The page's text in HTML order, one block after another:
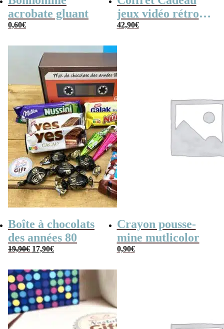
acrobate gluant
0,60€
jeux vidéo rétro
(avec sa console de
42,90€
Boîte à chocolats
des années 80
19,90€ Le
était :
19,90€.
17,90€Le
est :
17,90€.
Crayon pousse-
mine mutlicolor
0,90€